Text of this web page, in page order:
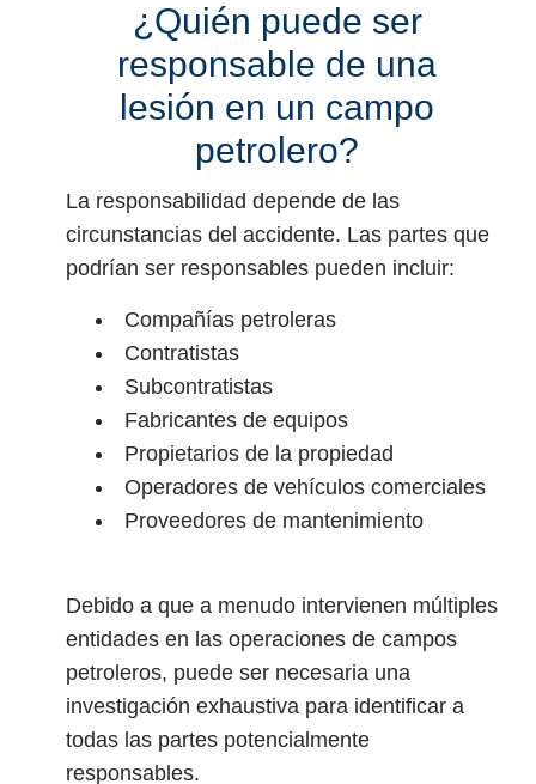
¿Quién puede ser
responsable de una
lesión en un campo
petrolero?
La responsabilidad depende de las
circunstancias del accidente. Las partes que
podrían ser responsables pueden incluir:
Compañías petroleras
Contratistas
Subcontratistas
Fabricantes de equipos
Propietarios de la propiedad
Operadores de vehículos comerciales
Proveedores de mantenimiento
Debido a que a menudo intervienen múltiples
entidades en las operaciones de campos
petroleros, puede ser necesaria una
investigación exhaustiva para identificar a
todas las partes potencialmente
responsables.